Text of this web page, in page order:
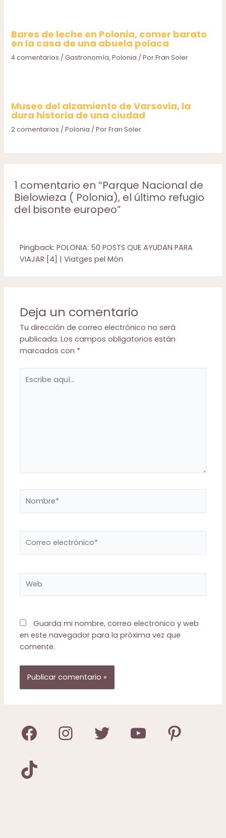
Bares de leche en Polonia, comer barato
en la casa de una abuela polaca
4 comentarios /Gastronomía,Polonia / PorFran Soler
Museo del alzamiento de Varsovia, la
dura historia de una ciudad
2 comentarios /Polonia / PorFran Soler
1 comentario en “Parque Nacional de
Bielowieza ( Polonia), el último refugio
del bisonte europeo”
Pingback:POLONIA: 50 POSTS QUE AYUDAN PARA
VIAJAR [4] | Viatges pel Món
Deja un comentario
Tu dirección de correo electrónico no será
publicada. Los campos obligatorios están
marcados con *
aquí...
electrónico*
Guarda mi nombre, correo electrónico y web
en este navegador para la próxima vez que
comente.
Facebook Instagram Twitter YouTube
Pinterest
TikTok